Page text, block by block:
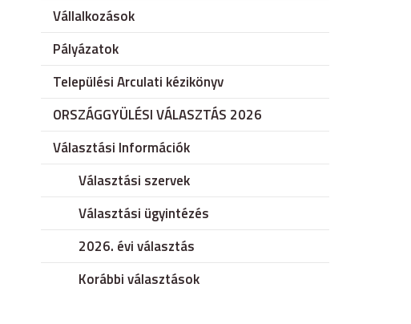
Vállalkozások
Pályázatok
Települési Arculati kézikönyv
ORSZÁGGYÜLÉSI VÁLASZTÁS 2026
Választási Információk
Választási szervek
Választási ügyintézés
2026. évi választás
Korábbi választások